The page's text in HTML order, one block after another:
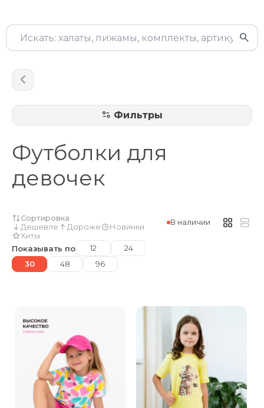
Фильтры
Футболки для
девочек
В наличии
Сортировка
Дешевле
Дороже
Новинки
Хиты
Показывать по
12
24
30
48 96